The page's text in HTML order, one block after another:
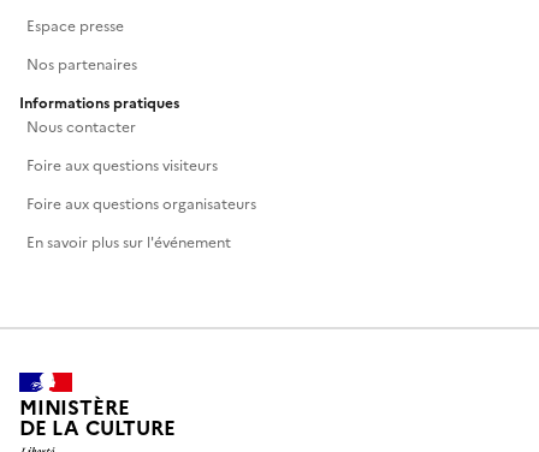
Espace presse
Nos partenaires
Informations pratiques
Nous contacter
Foire aux questions visiteurs
Foire aux questions organisateurs
En savoir plus sur l'événement
MINISTÈRE
DE LA CULTURE